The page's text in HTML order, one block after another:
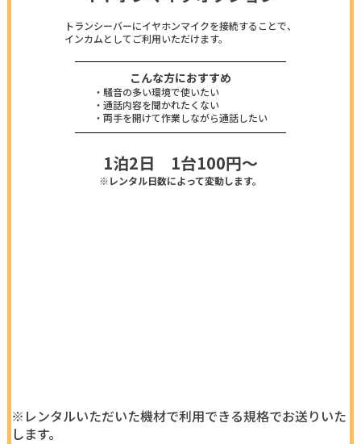
トランシーバーにイヤホンマイクを接続することで、
インカムとしてご利用いただけます。
こんな方におすすめ
・騒音の多い環境で使いたい
・通話内容を聞かれたくない
・両手を開けて作業しながら通話したい
1泊2日 1台100円～
※レンタル日数によって変動します。
※レンタルいただいた機材で利用できる規格でお送りいた
します。